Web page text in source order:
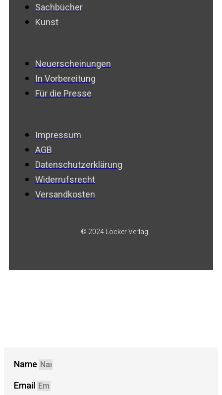
Sachbücher
Kunst
Neuerscheinungen
In Vorbereitung
Für die Presse
Impressum
AGB
Datenschutzerklärung
Widerrufsrecht
Versandkosten
© 2024 Löcker Verlag
Name
Email